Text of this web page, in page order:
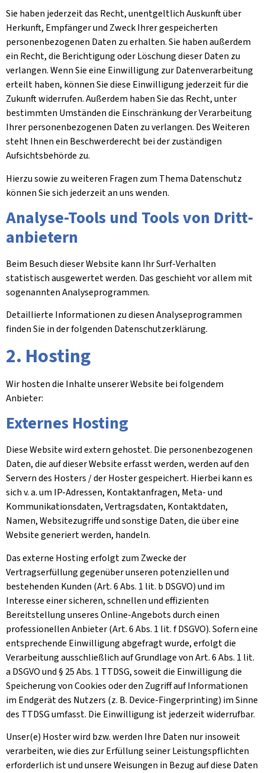
Sie haben jederzeit das Recht, unentgeltlich Auskunft über
Herkunft, Empfänger und Zweck Ihrer gespeicherten
personenbezogenen Daten zu erhalten. Sie haben außerdem
ein Recht, die Berichtigung oder Löschung dieser Daten zu
verlangen. Wenn Sie eine Einwilligung zur Datenverarbeitung
erteilt haben, können Sie diese Einwilligung jederzeit für die
Zukunft widerrufen. Außerdem haben Sie das Recht, unter
bestimmten Umständen die Einschränkung der Verarbeitung
Ihrer personenbezogenen Daten zu verlangen. Des Weiteren
steht Ihnen ein Beschwerderecht bei der zuständigen
Aufsichtsbehörde zu.
Hierzu sowie zu weiteren Fragen zum Thema Datenschutz
können Sie sich jederzeit an uns wenden.
Analyse-Tools und Tools von Dritt­
anbietern
Beim Besuch dieser Website kann Ihr Surf-Verhalten
statistisch ausgewertet werden. Das geschieht vor allem mit
sogenannten Analyseprogrammen.
Detaillierte Informationen zu diesen Analyseprogrammen
finden Sie in der folgenden Datenschutzerklärung.
2. Hosting
Wir hosten die Inhalte unserer Website bei folgendem
Anbieter:
Externes Hosting
Diese Website wird extern gehostet. Die personenbezogenen
Daten, die auf dieser Website erfasst werden, werden auf den
Servern des Hosters / der Hoster gespeichert. Hierbei kann es
sich v. a. um IP-Adressen, Kontaktanfragen, Meta- und
Kommunikationsdaten, Vertragsdaten, Kontaktdaten,
Namen, Websitezugriffe und sonstige Daten, die über eine
Website generiert werden, handeln.
Das externe Hosting erfolgt zum Zwecke der
Vertragserfüllung gegenüber unseren potenziellen und
bestehenden Kunden (Art. 6 Abs. 1 lit. b DSGVO) und im
Interesse einer sicheren, schnellen und effizienten
Bereitstellung unseres Online-Angebots durch einen
professionellen Anbieter (Art. 6 Abs. 1 lit. f DSGVO). Sofern eine
entsprechende Einwilligung abgefragt wurde, erfolgt die
Verarbeitung ausschließlich auf Grundlage von Art. 6 Abs. 1 lit.
a DSGVO und § 25 Abs. 1 TTDSG, soweit die Einwilligung die
Speicherung von Cookies oder den Zugriff auf Informationen
im Endgerät des Nutzers (z. B. Device-Fingerprinting) im Sinne
des TTDSG umfasst. Die Einwilligung ist jederzeit widerrufbar.
Unser(e) Hoster wird bzw. werden Ihre Daten nur insoweit
verarbeiten, wie dies zur Erfüllung seiner Leistungspflichten
erforderlich ist und unsere Weisungen in Bezug auf diese Daten